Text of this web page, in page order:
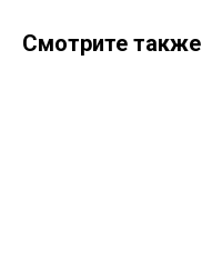
Смотрите также